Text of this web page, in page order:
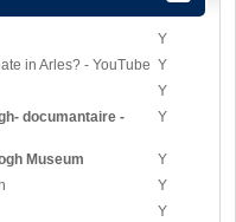
Y
in Arles? - YouTube Y
Y
documantaire -
Y
Museum
Y
Y
Y